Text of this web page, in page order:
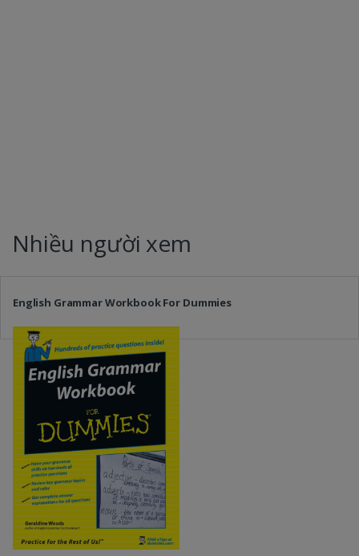
Nhiều người xem
English Grammar Workbook For Dummies